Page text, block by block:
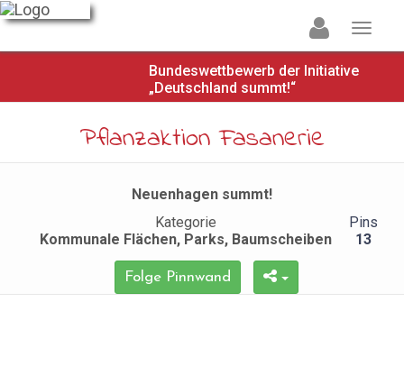
Bundeswettbewerb der Initiative
„Deutschland summt!“
Pflanzaktion Fasanerie
Neuenhagen summt!
Kategorie
Kommunale Flächen, Parks, Baumscheiben
Pins
13
Folge Pinnwand